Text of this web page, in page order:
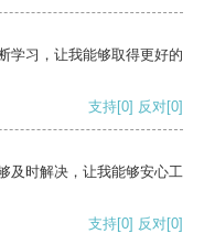
学习，让我能够取得更好的
支持[0] 反对[0]
及时解决，让我能够安心工
支持[0] 反对[0]